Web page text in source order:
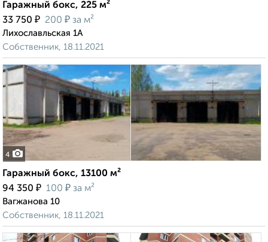
Гаражный бокс, 225 м²
33 750 ₽ 200 ₽ за м²
Лихославльская 1А
Собственник, 18.11.2021
4
Гаражный бокс, 13100 м²
94 350 ₽ 100 ₽ за м²
Вагжанова 10
Собственник, 18.11.2021